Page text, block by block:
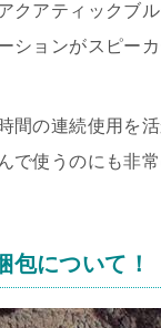
クアティックブ
ションがスピー
間の連続使用を
で使うのにも非常
包について！